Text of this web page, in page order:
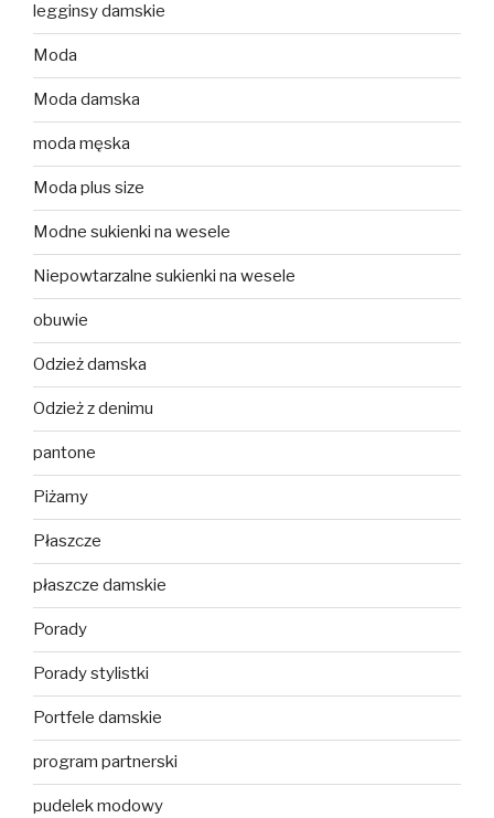
legginsy damskie
Moda
Moda damska
moda męska
Moda plus size
Modne sukienki na wesele
Niepowtarzalne sukienki na wesele
obuwie
Odzież damska
Odzież z denimu
pantone
Piżamy
Płaszcze
płaszcze damskie
Porady
Porady stylistki
Portfele damskie
program partnerski
pudelek modowy